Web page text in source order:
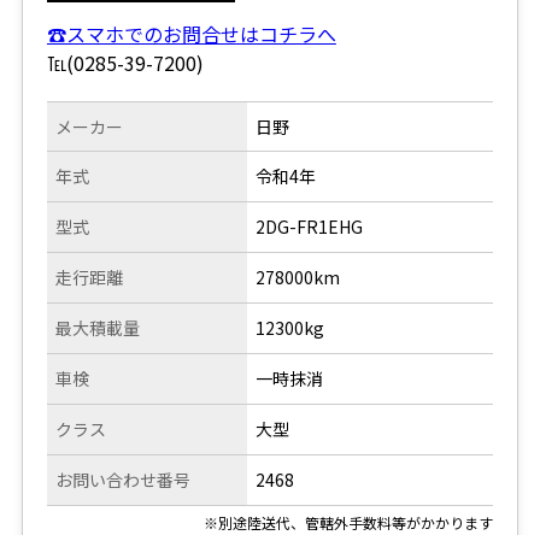
☎スマホでのお問合せはコチラへ
℡(0285-39-7200)
メーカー
年式
型式
走行距離
日野
令和4年
2DG-FR1EHG
278000km
最大積載量
車検
クラス
お問い合わせ番号
12300kg
一時抹消
大型
2468
※別途陸送代、管轄外手数料等がかかります